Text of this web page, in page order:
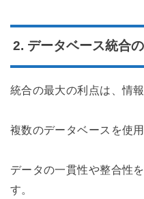
2. データベース統合
統合の最大の利点は、情
複数のデータベースを使用
データの一貫性や整合性
す。